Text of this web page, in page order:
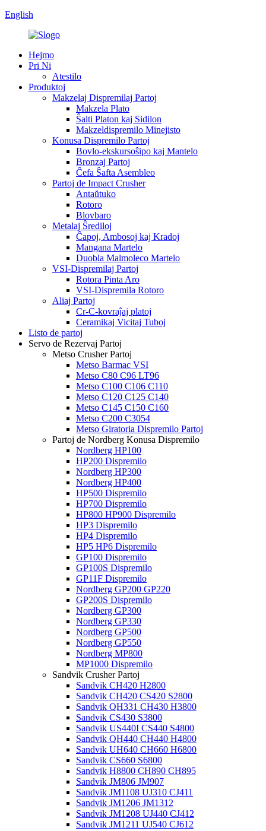
English
Hejmo
Pri Ni
Atestilo
Produktoj
Makzelaj Dispremilaj Partoj
Makzela Plato
Ŝalti Platon kaj Sidilon
Makzeldispremilo Minejisto
Konusa Dispremilo Partoj
Bovlo-ekskursoŝipo kaj Mantelo
Bronzaj Partoj
Ĉefa Ŝafta Asembleo
Partoj de Impact Crusher
Antaŭtuko
Rotoro
Blovbaro
Metalaj Ŝrediloj
Ĉapoj, Ambosoj kaj Kradoj
Mangana Martelo
Duobla Malmoleco Martelo
VSI-Dispremilaj Partoj
Rotora Pinta Aro
VSI-Dispremila Rotoro
Aliaj Partoj
Cr-C-kovraĵaj platoj
Ceramikaj Vicitaj Tuboj
Listo de partoj
Servo de Rezervaj Partoj
Metso Crusher Partoj
Metso Barmac VSI
Metso C80 C96 LT96
Metso C100 C106 C110
Metso C120 C125 C140
Metso C145 C150 C160
Metso C200 C3054
Metso Giratoria Dispremilo Partoj
Partoj de Nordberg Konusa Dispremilo
Nordberg HP100
HP200 Dispremilo
Nordberg HP300
Nordberg HP400
HP500 Dispremilo
HP700 Dispremilo
HP800 HP900 Dispremilo
HP3 Dispremilo
HP4 Dispremilo
HP5 HP6 Dispremilo
GP100 Dispremilo
GP100S Dispremilo
GP11F Dispremilo
Nordberg GP200 GP220
GP200S Dispremilo
Nordberg GP300
Nordberg GP330
Nordberg GP500
Nordberg GP550
Nordberg MP800
MP1000 Dispremilo
Sandvik Crusher Partoj
Sandvik CH420 H2800
Sandvik CH420 CS420 S2800
Sandvik QH331 CH430 H3800
Sandvik CS430 S3800
Sandvik US440I CS440 S4800
Sandvik QH440 CH440 H4800
Sandvik UH640 CH660 H6800
Sandvik CS660 S6800
Sandvik H8800 CH890 CH895
Sandvik JM806 JM907
Sandvik JM1108 UJ310 CJ411
Sandvik JM1206 JM1312
Sandvik JM1208 UJ440 CJ412
Sandvik JM1211 UJ540 CJ612